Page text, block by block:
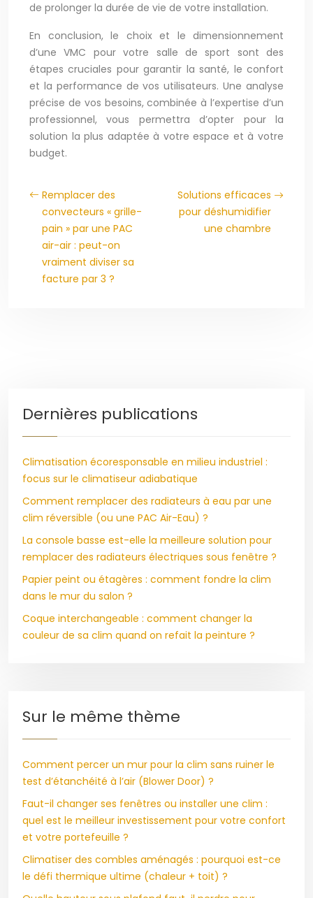
de prolonger la durée de vie de votre installation.
En conclusion, le choix et le dimensionnement
d’une VMC pour votre salle de sport sont des
étapes cruciales pour garantir la santé, le confort
et la performance de vos utilisateurs. Une analyse
précise de vos besoins, combinée à l’expertise d’un
professionnel, vous permettra d’opter pour la
solution la plus adaptée à votre espace et à votre
budget.
Remplacer des
convecteurs « grille-
pain » par une PAC
air-air : peut-on
vraiment diviser sa
facture par 3 ?
Solutions efficaces
pour déshumidifier
une chambre
Dernières publications
Climatisation écoresponsable en milieu industriel :
focus sur le climatiseur adiabatique
Comment remplacer des radiateurs à eau par une
clim réversible (ou une PAC Air-Eau) ?
La console basse est-elle la meilleure solution pour
remplacer des radiateurs électriques sous fenêtre ?
Papier peint ou étagères : comment fondre la clim
dans le mur du salon ?
Coque interchangeable : comment changer la
couleur de sa clim quand on refait la peinture ?
Sur le même thème
Comment percer un mur pour la clim sans ruiner le
test d’étanchéité à l’air (Blower Door) ?
Faut-il changer ses fenêtres ou installer une clim :
quel est le meilleur investissement pour votre confort
et votre portefeuille ?
Climatiser des combles aménagés : pourquoi est-ce
le défi thermique ultime (chaleur + toit) ?